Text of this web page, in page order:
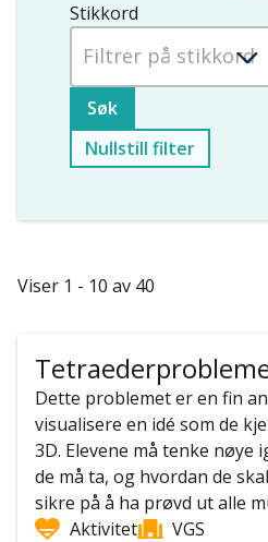
Stikkord
Nullstill filter
Viser 1 - 10 av 40
Dette problemet er en fin
visualisere en idé som de
3D. Elevene må tenke nøye
de må ta, og hvordan de
sikre på å ha prøvd ut alle
Aktivitet
VGS